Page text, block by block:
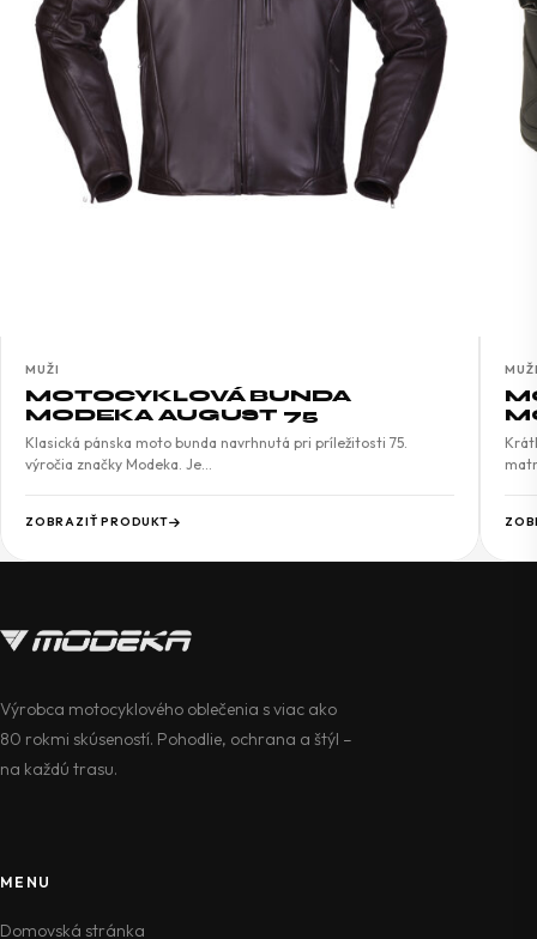
MUŽI
MOTOCYKLOVÁ BUNDA
MODEKA AUGUST 75
Klasická pánska moto bunda navrhnutá pri príležitosti 75.
výročia značky Modeka. Je…
ZOBRAZIŤ PRODUKT
Výrobca motocyklového oblečenia s viac ako
80 rokmi skúseností. Pohodlie, ochrana a štýl –
na každú trasu.
MENU
Domovská stránka